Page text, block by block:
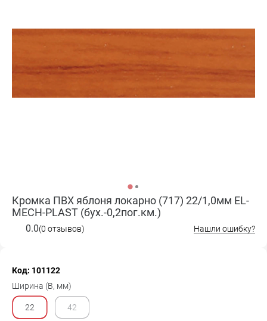
Кромка ПВХ яблоня локарно (717) 22/1,0мм EL-
MECH-PLAST (бух.-0,2пог.км.)
0.0(0 отзывов) Нашли ошибку?
Код: 101122
Ширина (B, мм)
22 42